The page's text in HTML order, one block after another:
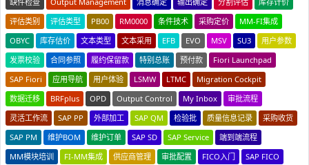
评估类别
评估类型 PB00 RM0000 条件技术 采购定价
MM-FI集成
OBYC
库存估价 文本类型 文本采用 EFB EVO MSV SU3
用户参数
发票校验
合同参照 履约保留款 特别总账 预付款
Fiori Launchpad
SAP Fiori
应用导航 用户体验 LSMW LTMC
Migration Cockpit
数据迁移
BRFplus OPD Output Control My Inbox
审批流程
灵活工作流
SAP PP 外部加工 SAP QM 检验批 质量信息记录
采购收货
SAP PM
维护BOM 维护订单 SAP SD SAP Service
端到端流程
MM模块培训
FI-MM集成 供应商管理 审批配置 FICO入门
SAP FICO